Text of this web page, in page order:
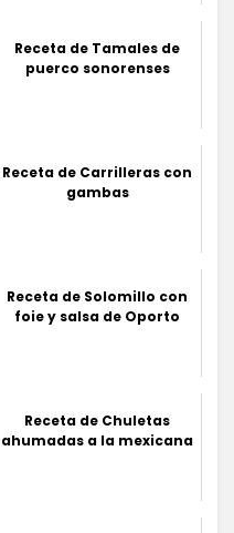
Receta de Tamales de
puerco sonorenses
Receta de Carrilleras con
gambas
Receta de Solomillo con
foie y salsa de Oporto
Receta de Chuletas
ahumadas a la mexicana